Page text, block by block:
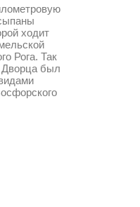
ходит
Рога. Так
Дворца был